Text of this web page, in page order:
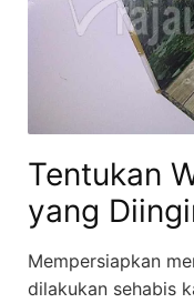
Tentukan
yang
Mempersiapkan
dilakukan sehabis